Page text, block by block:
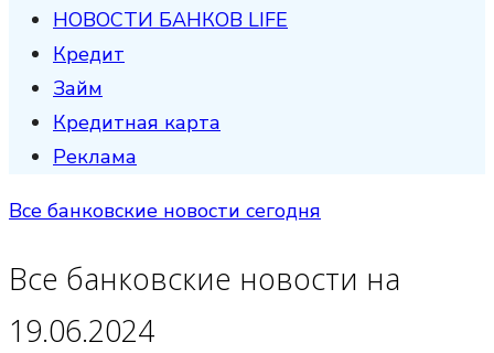
НОВОСТИ БАНКОВ LIFE
Кредит
Займ
Кредитная карта
Реклама
Все банковские новости сегодня
Все банковские новости на
19.06.2024